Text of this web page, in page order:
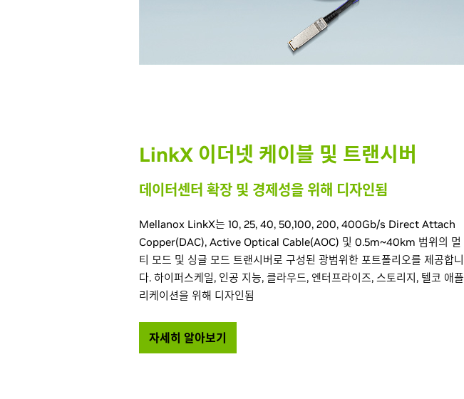
LinkX 이더넷 케이블 및 트랜시버
데이터센터 확장 및 경제성을 위해 디자인됨
Mellanox LinkX는 10, 25, 40, 50,100, 200, 400Gb/s Direct Attach
Copper(DAC), Active Optical Cable(AOC) 및 0.5m~40km 범위의 멀
티 모드 및 싱글 모드 트랜시버로 구성된 광범위한 포트폴리오를 제공합니
다. 하이퍼스케일, 인공 지능, 클라우드, 엔터프라이즈, 스토리지, 텔코 애플
리케이션을 위해 디자인됨
자세히 알아보기